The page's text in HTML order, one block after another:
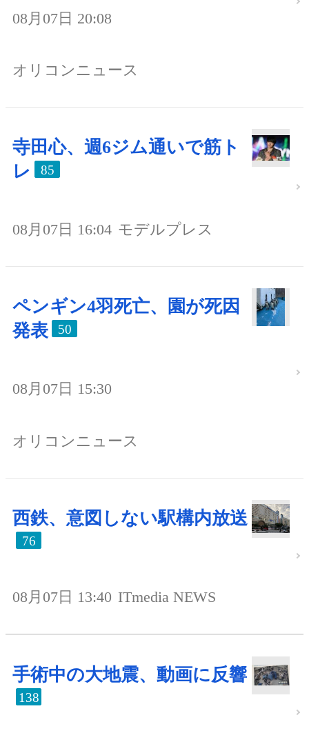
08月07日 20:08
オリコンニュース
寺田心、週6ジム通いで筋ト
レ
85
08月07日 16:04 モデルプレス
ペンギン4羽死亡、園が死因
発表
50
08月07日 15:30
オリコンニュース
西鉄、意図しない駅構内放送
76
08月07日 13:40 ITmedia NEWS
手術中の大地震、動画に反響
138